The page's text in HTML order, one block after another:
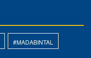
#MADABINTAL